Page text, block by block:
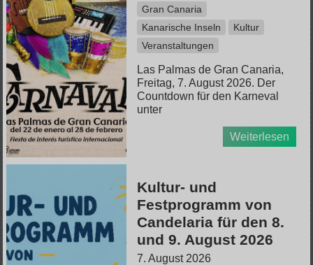
Gran Canaria
Kanarische Inseln
Kultur
Veranstaltungen
Las Palmas de Gran Canaria,
Freitag, 7. August 2026. Der
Countdown für den Karneval
unter
Weiterlesen
Kultur- und
Festprogramm von
Candelaria für den 8.
und 9. August 2026
7. August 2026